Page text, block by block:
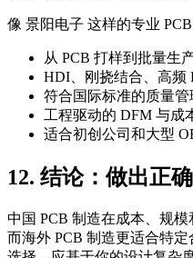
像 景阳电子 这样的专业
从 PCB 打样到批量生
HDI、刚挠结合、高频
符合国际标准的质量管
工程驱动的 DFM 与成
适合初创公司和大型
12. 结论：做出正
中国 PCB 制造在成本、规
而海外 PCB 制造更适合特